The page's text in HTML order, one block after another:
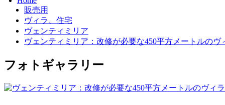
販売用
ヴィラ、住宅
ヴェンティミリア
ヴェンティミリア：改修が必要な450平方メートルのヴ
フォトギャラリー